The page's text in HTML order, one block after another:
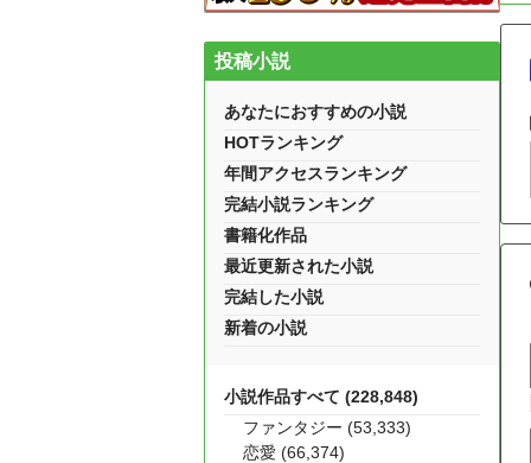
投稿小説
あなたにおすすめの小説
HOTランキング
年間アクセスランキング
完結小説ランキング
書籍化作品
最近更新された小説
完結した小説
新着の小説
小説作品すべて (228,848)
ファンタジー (53,333)
恋愛 (66,374)